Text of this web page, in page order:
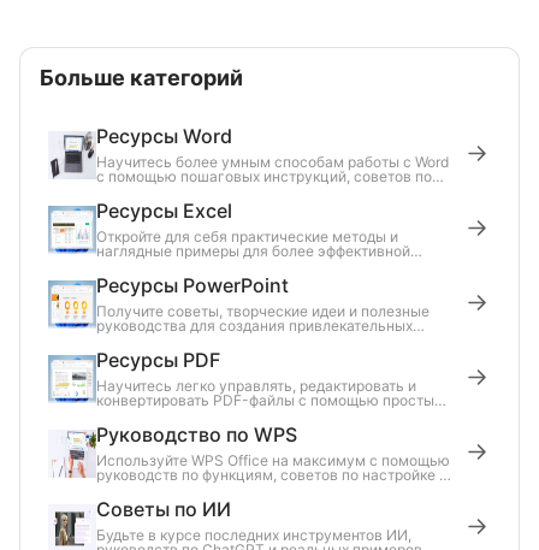
Больше категорий
Ресурсы Word
Научитесь более умным способам работы с Word
с помощью пошаговых инструкций, советов по
Ресурсы Excel
Откройте для себя практические методы и
наглядные примеры для более эффективной
Excel.
Ресурсы PowerPoint
Получите советы, творческие идеи и полезные
руководства для создания привлекательных
Ресурсы PDF
Научитесь легко управлять, редактировать и
конвертировать PDF-файлы с помощью простых
Руководство по WPS
Используйте WPS Office на максимум с помощью
руководств по функциям, советов по настройке и
Советы по ИИ
Будьте в курсе последних инструментов ИИ,